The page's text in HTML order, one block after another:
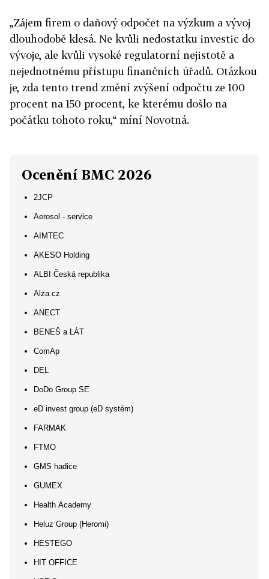
„Zájem firem o daňový odpočet na výzkum a vývoj
dlouhodobě klesá. Ne kvůli nedostatku investic do
vývoje, ale kvůli vysoké regulatorní nejistotě a
nejednotnému přístupu finančních úřadů. Otázkou
je, zda tento trend změní zvýšení odpočtu ze 100
procent na 150 procent, ke kterému došlo na
počátku tohoto roku,“ míní Novotná.
Ocenění BMC 2026
2JCP
Aerosol - service
AIMTEC
AKESO Holding
ALBI Česká republika
Alza.cz
ANECT
BENEŠ a LÁT
ComAp
DEL
DoDo Group SE
eD invest group (eD systém)
FARMAK
FTMO
GMS hadice
GUMEX
Health Academy
Heluz Group (Heromi)
HESTEGO
HIT OFFICE